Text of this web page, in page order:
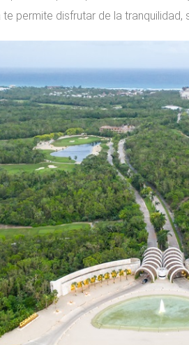
permite disfrutar de la tranquilidad,